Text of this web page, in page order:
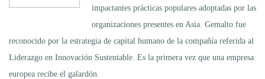
impactantes prácticas populares adoptadas por las
organizaciones presentes en Asia. Gemalto fue
reconocido por la estrategia de capital humano de la compañía referida al
Liderazgo en Innovación Sustentable. Es la primera vez que una empresa
europea recibe el galardón.